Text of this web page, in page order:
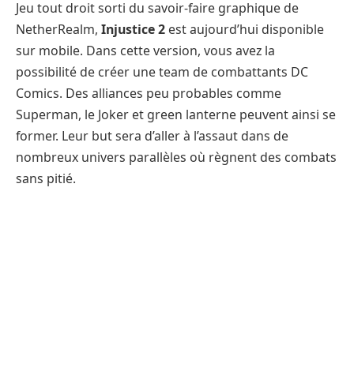
Jeu tout droit sorti du savoir-faire graphique de
NetherRealm, Injustice 2 est aujourd’hui disponible
sur mobile. Dans cette version, vous avez la
possibilité de créer une team de combattants DC
Comics. Des alliances peu probables comme
Superman, le Joker et green lanterne peuvent ainsi se
former. Leur but sera d’aller à l’assaut dans de
nombreux univers parallèles où règnent des combats
sans pitié.